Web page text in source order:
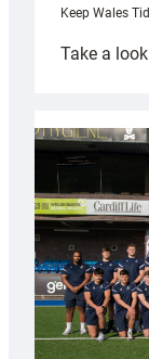
Keep Wales
Take a look: